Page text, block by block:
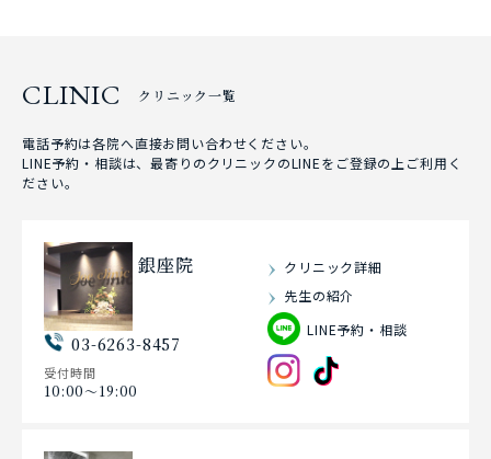
CLINIC クリニック一覧
電話予約は各院へ直接お問い合わせください。
LINE予約・相談は、最寄りのクリニックのLINEをご登録の上ご利用く
ださい。
銀座院
03-6263-8457
受付時間
10:00〜19:00
クリニック詳細
先生の紹介
LINE予約・相談